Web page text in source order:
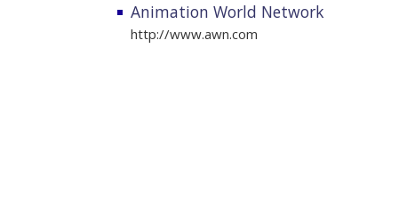
Animation World Network
http://www.awn.com